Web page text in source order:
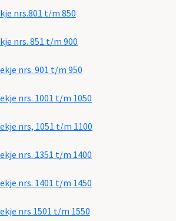
nrs.801 t/m 850
nrs. 851 t/m 900
nrs. 901 t/m 950
nrs. 1001 t/m 1050
nrs, 1051 t/m 1100
nrs. 1351 t/m 1400
nrs. 1401 t/m 1450
nrs 1501 t/m 1550